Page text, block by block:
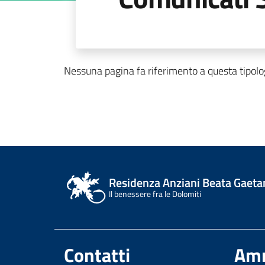
Nessuna pagina fa riferimento a questa
Residenza Anziani Beata
Il benessere fra le Dolomiti
Contatti